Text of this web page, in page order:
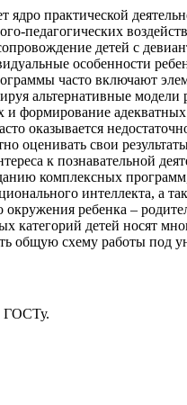
ядро практической
педагогических
детей с
особенности
часто включают
альтернативные
и формирование
оказывается
оценивать свои
к познавательной
комплексных
интеллекта, а
ребенка –
детей носят
схему работы под
ГОСТу.